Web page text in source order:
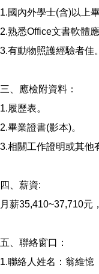
1.國內外學士(含)以上畢
2.熟悉Office文書軟體應
3.有動物照護經驗者佳。
三、應檢附資料：
1.履歷表。
2.畢業證書(影本)。
3.相關工作證明或其他
四、薪資:
月薪35,410~37,710元
五、聯絡窗口：
1.聯絡人姓名：翁維憶